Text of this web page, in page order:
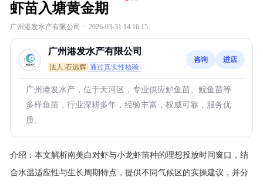
虾苗入塘黄金期
广州港发水产有限公司 · 2026-03-31 14:16:15
广州港发水产有限公司
法人:石远辉 通过真实性核验
咨询 进店
广州港发水产，位于天河区，专业供应鲈鱼苗、鲩鱼苗等
多样鱼苗，行业深耕多年，经验丰富，权威可靠，服务优
质。
介绍： 本文解析南美白对虾与小龙虾苗种的理想投放时间窗口，结
合水温适应性与生长周期特点，提供不同气候区的实操建议，并分